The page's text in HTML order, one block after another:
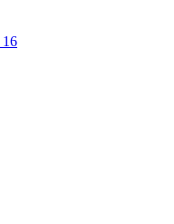
16